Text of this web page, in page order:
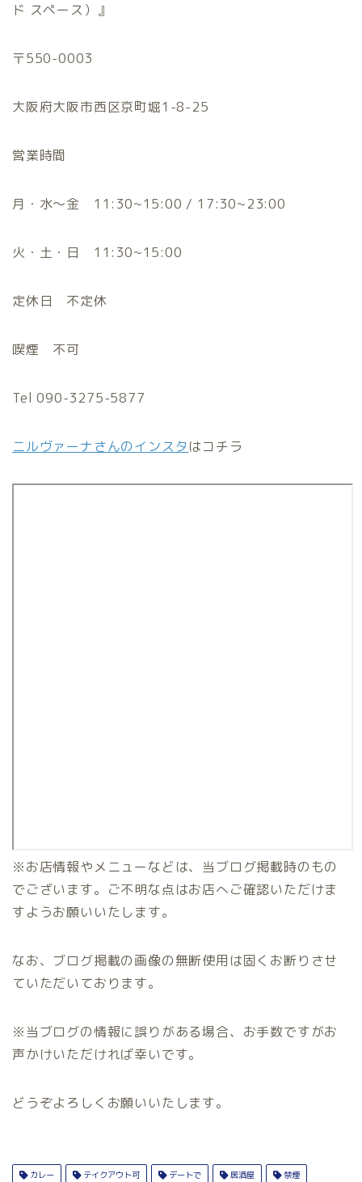
ド スペース）』
〒550-0003
大阪府大阪市西区京町堀1-8-25
営業時間
月・水〜金 11:30~15:00 / 17:30~23:00
火・土・日 11:30~15:00
定休日 不定休
喫煙 不可
Tel 090-3275-5877
ニルヴァーナさんのインスタはコチラ
※お店情報やメニューなどは、当ブログ掲載時のもの
でございます。ご不明な点はお店へご確認いただけま
すようお願いいたします。
なお、ブログ掲載の画像の無断使用は固くお断りさせ
ていただいております。
※当ブログの情報に誤りがある場合、お手数ですがお
声かけいただければ幸いです。
どうぞよろしくお願いいたします。
カレー テイクアウト可 デートで 居酒屋 禁煙